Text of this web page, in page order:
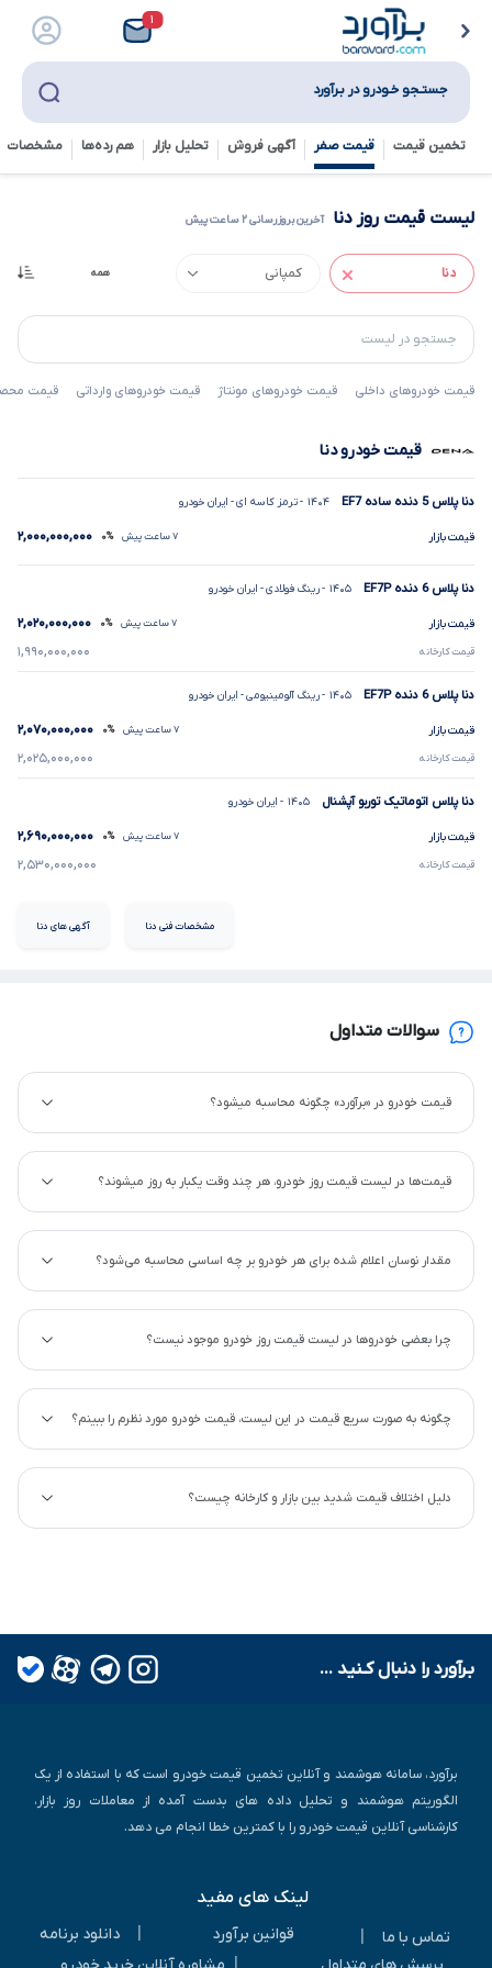
۱
جستـجو خـودرو در بـرآورد
تخمین قیمت قیمت صفر آگهی فروش تحلیل بازار هم رده‌ها‌ مشخصات
لیست قیمت روز دنا آخرین بروزرسانی ۲ ساعت پیش
قیمت خودروهای داخلی قیمت خودروهای مونتاژ قیمت خودروهای وارداتی قیمت
قیمت خودرو دنا
دنا پلاس5 دنده سادهEF7 ۱۴۰۴ - ترمز کاسه ای- ایران خودرو
قیمت بازار ۷ ساعت پیش ۰% ۲,۰۰۰,۰۰۰,۰۰۰
دنا پلاس6 دندهEF7P ۱۴۰۵ - رینگ فولادی- ایران خودرو
قیمت بازار ۷ ساعت پیش ۰% ۲,۰۲۰,۰۰۰,۰۰۰
قیمت کارخانه ۱,۹۹۰,۰۰۰,۰۰۰
دنا پلاس6 دندهEF7P ۱۴۰۵ - رینگ آلومینیومی- ایران خودرو
قیمت بازار ۷ ساعت پیش ۰% ۲,۰۷۰,۰۰۰,۰۰۰
قیمت کارخانه ۲,۰۲۵,۰۰۰,۰۰۰
دنا پلاس اتوماتیک توربو آپشنال ۱۴۰۵ - ایران خودرو
قیمت بازار ۷ ساعت پیش ۰% ۲,۶۹۰,۰۰۰,۰۰۰
قیمت کارخانه ۲,۵۳۰,۰۰۰,۰۰۰
مشخصات فنی دنا آگهی های دنا
سوالات متداول
قیمت خودرو در «برآورد» چگونه محاسبه میشود؟
قیمت‌ها در لیست قیمت روز خودرو، هر چند وقت یکبار به روز میشوند؟
مقدار نوسان اعلام شده برای هر خودرو بر چه اساسی محاسبه می‌شود؟
چرا بعضی خودروها در لیست قیمت روز خودرو موجود نیست؟
چگونه به صورت سریع قیمت در این لیست، قیمت خودرو مورد نظرم را ببینم؟
دلیل اختلاف قیمت شدید بین بازار و کارخانه چیست؟
بـرآورد را دنبال کـنید ...
برآورد، سامانه هوشمند و آنلاین تخمین قیمت خودرو است که با استفاده از یک
الگوریتم هوشمند و تحلیل داده های بدست آمده از معاملات روز بازار،
کارشناسی آنلاین قیمت خودرو را با کمترین خطا انجام می دهد.
لینک های مفید
تماس با ما قوانین برآورد
دانلود برنامه